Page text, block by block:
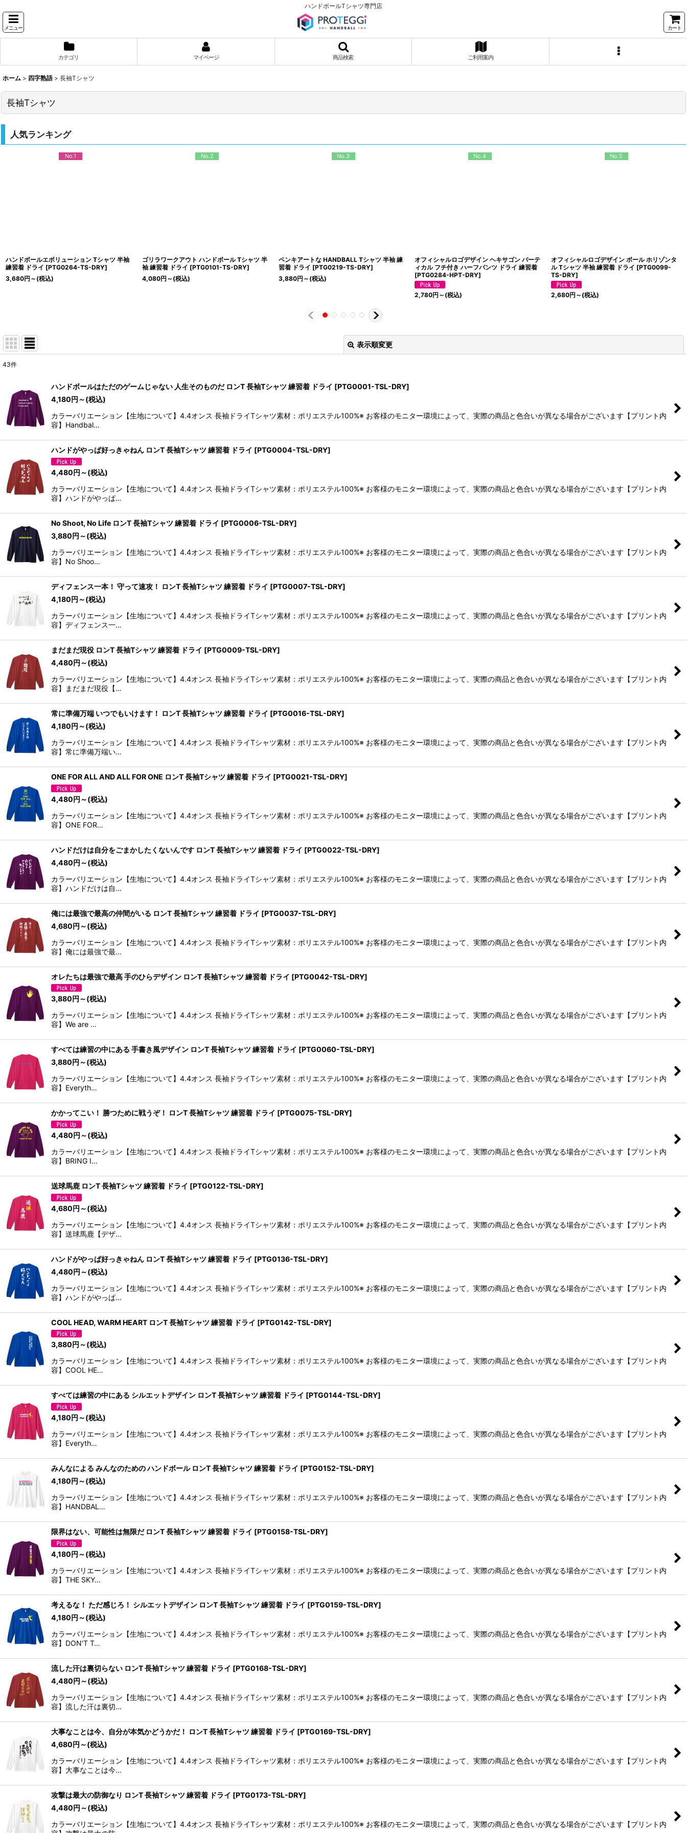
ハンドボールTシャツ専門店
メニュー カート
カテゴリ マイページ 商品検索 ご利用案内
ホーム > 四字熟語 > 長袖Tシャツ
長袖Tシャツ
人気ランキング
No.1
ハンドボールエボリューション Tシャツ 半袖
練習着 ドライ [PTG0264-TS-DRY]
3,680円 ～ (税込)
No.2
ゴリラワークアウト ハンドボール Tシャツ 半
袖 練習着 ドライ [PTG0101-TS-DRY]
4,080円 ～ (税込)
No.3
ペンキアートな HANDBALL Tシャツ 半袖 練
習着 ドライ [PTG0219-TS-DRY]
3,880円 ～ (税込)
No.4
オフィシャルロゴデザイン ヘキサゴン バーテ
ィカル フチ付き ハーフパンツ ドライ 練習着
[PTG0284-HPT-DRY]
2,780円 ～ (税込)
No.5
オフィシャルロゴデザイン ボール ホリゾンタ
ル Tシャツ 半袖 練習着 ドライ [PTG0099-
TS-DRY]
2,680円 ～ (税込)
表示順変更
並び順:
43件
ハンドボールはただのゲームじゃない 人生そのものだ ロンT 長袖Tシャツ 練習着 ドライ [PTG0001-TSL-DRY]
4,180円 ～(税込)
カラーバリエーション【生地について】4.4オンス 長袖ドライTシャツ素材：ポリエステル100%※ お客様のモニター環境によって、実際の商品と色合いが異なる場合がございます【プリント内
容】Handbal…
ハンドがやっぱ好っきゃねん ロンT 長袖Tシャツ 練習着 ドライ [PTG0004-TSL-DRY]
4,480円 ～(税込)
カラーバリエーション【生地について】4.4オンス 長袖ドライTシャツ素材：ポリエステル100%※ お客様のモニター環境によって、実際の商品と色合いが異なる場合がございます【プリント内
容】ハンドがやっぱ…
No Shoot, No Life ロンT 長袖Tシャツ 練習着 ドライ [PTG0006-TSL-DRY]
3,880円 ～(税込)
カラーバリエーション【生地について】4.4オンス 長袖ドライTシャツ素材：ポリエステル100%※ お客様のモニター環境によって、実際の商品と色合いが異なる場合がございます【プリント内
容】No Shoo…
ディフェンス一本！ 守って速攻！ ロンT 長袖Tシャツ 練習着 ドライ [PTG0007-TSL-DRY]
4,180円 ～(税込)
カラーバリエーション【生地について】4.4オンス 長袖ドライTシャツ素材：ポリエステル100%※ お客様のモニター環境によって、実際の商品と色合いが異なる場合がございます【プリント内
容】ディフェンス一…
まだまだ現役 ロンT 長袖Tシャツ 練習着 ドライ [PTG0009-TSL-DRY]
4,480円 ～(税込)
カラーバリエーション【生地について】4.4オンス 長袖ドライTシャツ素材：ポリエステル100%※ お客様のモニター環境によって、実際の商品と色合いが異なる場合がございます【プリント内
容】まだまだ現役【…
常に準備万端 いつでもいけます！ ロンT 長袖Tシャツ 練習着 ドライ [PTG0016-TSL-DRY]
4,180円 ～(税込)
カラーバリエーション【生地について】4.4オンス 長袖ドライTシャツ素材：ポリエステル100%※ お客様のモニター環境によって、実際の商品と色合いが異なる場合がございます【プリント内
容】常に準備万端い…
ONE FOR ALL AND ALL FOR ONE ロンT 長袖Tシャツ 練習着 ドライ [PTG0021-TSL-DRY]
4,480円 ～(税込)
カラーバリエーション【生地について】4.4オンス 長袖ドライTシャツ素材：ポリエステル100%※ お客様のモニター環境によって、実際の商品と色合いが異なる場合がございます【プリント内
容】ONE FOR…
ハンドだけは自分をごまかしたくないんです ロンT 長袖Tシャツ 練習着 ドライ [PTG0022-TSL-DRY]
4,480円 ～(税込)
カラーバリエーション【生地について】4.4オンス 長袖ドライTシャツ素材：ポリエステル100%※ お客様のモニター環境によって、実際の商品と色合いが異なる場合がございます【プリント内
容】ハンドだけは自…
俺には最強で最高の仲間がいる ロンT 長袖Tシャツ 練習着 ドライ [PTG0037-TSL-DRY]
4,680円 ～(税込)
カラーバリエーション【生地について】4.4オンス 長袖ドライTシャツ素材：ポリエステル100%※ お客様のモニター環境によって、実際の商品と色合いが異なる場合がございます【プリント内
容】俺には最強で最…
オレたちは最強で最高 手のひらデザイン ロンT 長袖Tシャツ 練習着 ドライ [PTG0042-TSL-DRY]
3,880円 ～(税込)
カラーバリエーション【生地について】4.4オンス 長袖ドライTシャツ素材：ポリエステル100%※ お客様のモニター環境によって、実際の商品と色合いが異なる場合がございます【プリント内
容】We are …
すべては練習の中にある 手書き風デザイン ロンT 長袖Tシャツ 練習着 ドライ [PTG0060-TSL-DRY]
3,880円 ～(税込)
カラーバリエーション【生地について】4.4オンス 長袖ドライTシャツ素材：ポリエステル100%※ お客様のモニター環境によって、実際の商品と色合いが異なる場合がございます【プリント内
容】Everyth…
かかってこい！ 勝つために戦うぞ！ ロンT 長袖Tシャツ 練習着 ドライ [PTG0075-TSL-DRY]
4,480円 ～(税込)
カラーバリエーション【生地について】4.4オンス 長袖ドライTシャツ素材：ポリエステル100%※ お客様のモニター環境によって、実際の商品と色合いが異なる場合がございます【プリント内
容】BRING I…
送球馬鹿 ロンT 長袖Tシャツ 練習着 ドライ [PTG0122-TSL-DRY]
4,680円 ～(税込)
カラーバリエーション【生地について】4.4オンス 長袖ドライTシャツ素材：ポリエステル100%※ お客様のモニター環境によって、実際の商品と色合いが異なる場合がございます【プリント内
容】送球馬鹿【デザ…
ハンドがやっぱ好っきゃねん ロンT 長袖Tシャツ 練習着 ドライ [PTG0136-TSL-DRY]
4,480円 ～(税込)
カラーバリエーション【生地について】4.4オンス 長袖ドライTシャツ素材：ポリエステル100%※ お客様のモニター環境によって、実際の商品と色合いが異なる場合がございます【プリント内
容】ハンドがやっぱ…
COOL HEAD, WARM HEART ロンT 長袖Tシャツ 練習着 ドライ [PTG0142-TSL-DRY]
3,880円 ～(税込)
カラーバリエーション【生地について】4.4オンス 長袖ドライTシャツ素材：ポリエステル100%※ お客様のモニター環境によって、実際の商品と色合いが異なる場合がございます【プリント内
容】COOL HE…
すべては練習の中にある シルエットデザイン ロンT 長袖Tシャツ 練習着 ドライ [PTG0144-TSL-DRY]
4,180円 ～(税込)
カラーバリエーション【生地について】4.4オンス 長袖ドライTシャツ素材：ポリエステル100%※ お客様のモニター環境によって、実際の商品と色合いが異なる場合がございます【プリント内
容】Everyth…
みんなによる みんなのための ハンドボール ロンT 長袖Tシャツ 練習着 ドライ [PTG0152-TSL-DRY]
4,180円 ～(税込)
カラーバリエーション【生地について】4.4オンス 長袖ドライTシャツ素材：ポリエステル100%※ お客様のモニター環境によって、実際の商品と色合いが異なる場合がございます【プリント内
容】HANDBAL…
限界はない、可能性は無限だ ロンT 長袖Tシャツ 練習着 ドライ [PTG0158-TSL-DRY]
4,180円 ～(税込)
カラーバリエーション【生地について】4.4オンス 長袖ドライTシャツ素材：ポリエステル100%※ お客様のモニター環境によって、実際の商品と色合いが異なる場合がございます【プリント内
容】THE SKY…
考えるな！ ただ感じろ！ シルエットデザイン ロンT 長袖Tシャツ 練習着 ドライ [PTG0159-TSL-DRY]
4,180円 ～(税込)
カラーバリエーション【生地について】4.4オンス 長袖ドライTシャツ素材：ポリエステル100%※ お客様のモニター環境によって、実際の商品と色合いが異なる場合がございます【プリント内
容】DON'T T…
流した汗は裏切らない ロンT 長袖Tシャツ 練習着 ドライ [PTG0168-TSL-DRY]
4,480円 ～(税込)
カラーバリエーション【生地について】4.4オンス 長袖ドライTシャツ素材：ポリエステル100%※ お客様のモニター環境によって、実際の商品と色合いが異なる場合がございます【プリント内
容】流した汗は裏切…
大事なことは今、自分が本気かどうかだ！ ロンT 長袖Tシャツ 練習着 ドライ [PTG0169-TSL-DRY]
4,680円 ～(税込)
カラーバリエーション【生地について】4.4オンス 長袖ドライTシャツ素材：ポリエステル100%※ お客様のモニター環境によって、実際の商品と色合いが異なる場合がございます【プリント内
容】大事なことは今…
攻撃は最大の防御なり ロンT 長袖Tシャツ 練習着 ドライ [PTG0173-TSL-DRY]
4,480円 ～(税込)
カラーバリエーション【生地について】4.4オンス 長袖ドライTシャツ素材：ポリエステル100%※ お客様のモニター環境によって、実際の商品と色合いが異なる場合がございます【プリント内